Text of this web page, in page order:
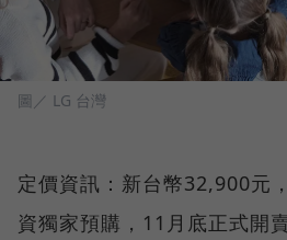
圖／ LG 台灣
定價資訊：新台幣32,900元
資獨家預購，11月底正式開賣